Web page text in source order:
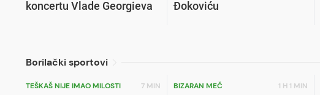
koncertu Vlade Georgieva
Đokoviću
Borilački sportovi
TEŠKAŠ NIJE IMAO MILOSTI 7 MIN BIZARAN MEČ 1 H 1 MIN